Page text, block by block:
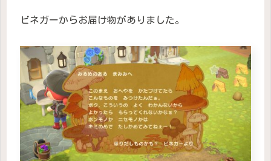
ビネガーからお届け物がありました。